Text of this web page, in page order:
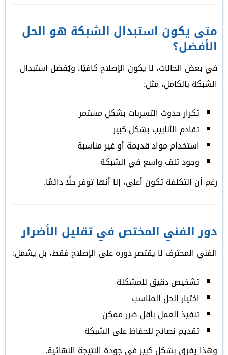
متى يكون استبدال الشبكة هو الحل
الأفضل؟
في بعض الحالات، لا يكون الإصلاح كافيًا، ويُفضل استبدال
الشبكة بالكامل، مثل:
تكرار حدوث التسربات بشكل مستمر
تقادم الأنابيب بشكل كبير
استخدام مواد قديمة أو غير مناسبة
وجود تلف واسع في الشبكة
رغم أن التكلفة تكون أعلى، إلا أنها توفر حلًا دائمًا.
دور الفني المختص في تقليل الأضرار
الفني المحترف لا يقتصر دوره على الإصلاح فقط، بل يشمل:
تشخيص دقيق للمشكلة
اختيار الحل المناسب
تنفيذ العمل بأقل ضرر ممكن
تقديم نصائح للحفاظ على الشبكة
وهذا يفرق بشكل كبير في جودة النتيجة النهائية.